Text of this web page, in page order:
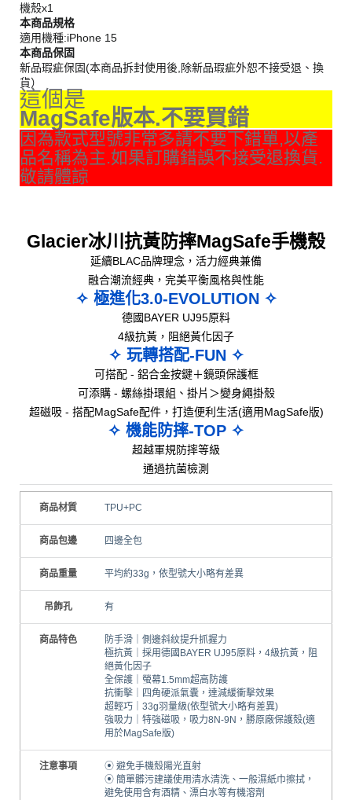
機殼x1
本商品規格
適用機種:iPhone 15
本商品保固
新品瑕疵保固(本商品拆封使用後,除新品瑕疵外恕不接受退、換
貨）
這個是
MagSafe版本.不要買錯
因為款式型號非常多請不要下錯單,以產
品名稱為主.如果訂購錯誤不接受退換貨.
敬請體諒
Glacier冰川抗黃防摔MagSafe手機殼
延續BLAC品牌理念，活力經典兼備
融合潮流經典，完美平衡風格與性能
✧ 極進化3.0-EVOLUTION ✧
德國BAYER UJ95原料
4級抗黃，阻絕黃化因子
✧ 玩轉搭配-FUN ✧
可搭配 - 鋁合金按鍵＋鏡頭保護框
可添購 - 螺絲掛環組、掛片＞變身繩掛殼
超磁吸 - 搭配MagSafe配件，打造便利生活(適用MagSafe版)
✧ 機能防摔-TOP ✧
超越軍規防摔等級
通過抗菌檢測
商品材質 TPU+PC
商品包邊 四邊全包
商品重量 平均約33g，依型號大小略有差異
吊飾孔 有
商品特色
防手滑｜側邊斜紋提升抓握力
極抗黃｜採用德國BAYER UJ95原料，4級抗黃，阻
絕黃化因子
全保護｜螢幕1.5mm超高防護
抗衝擊｜四角硬派氣囊，達減緩衝擊效果
超輕巧｜33g羽量級(依型號大小略有差異)
強吸力｜特強磁吸，吸力8N-9N，勝原廠保護殼(適
用於MagSafe版)
注意事項
⦿ 避免手機殼陽光直射
⦿ 簡單髒污建議使用清水清洗、一般濕紙巾擦拭，
避免使用含有酒精、漂白水等有機溶劑